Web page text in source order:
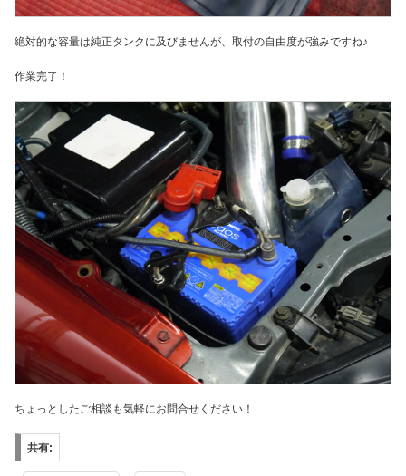
絶対的な容量は純正タンクに及びませんが、取付の自由度が強みですね♪
作業完了！
ちょっとしたご相談も気軽にお問合せください！
共有: